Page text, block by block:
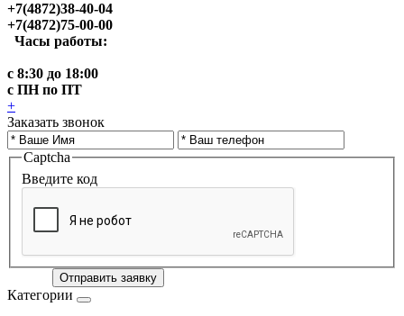
+7(4872)38-40-04
+7(4872)75-00-00
Часы работы:
с 8:30 до 18:00
с ПН по ПТ
+
Заказать звонок
Captcha
Введите код
Отправить заявку
Категории